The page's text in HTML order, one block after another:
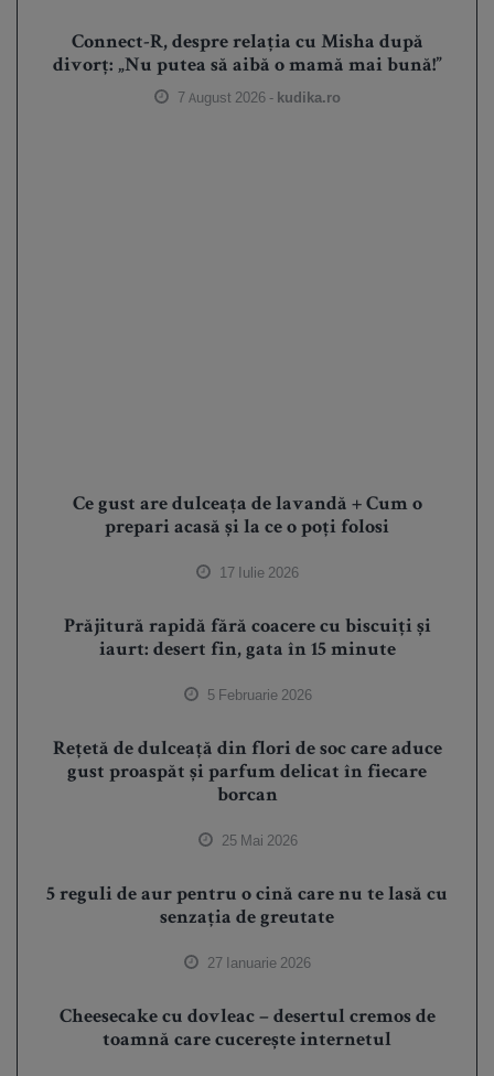
Connect-R, despre relația cu Misha după
divorț: „Nu putea să aibă o mamă mai bună!”
7 August 2026 - kudika.ro
Ce gust are dulceața de lavandă + Cum o
prepari acasă și la ce o poți folosi
17 Iulie 2026
Prăjitură rapidă fără coacere cu biscuiți și
iaurt: desert fin, gata în 15 minute
5 Februarie 2026
Rețetă de dulceață din flori de soc care aduce
gust proaspăt și parfum delicat în fiecare
borcan
25 Mai 2026
5 reguli de aur pentru o cină care nu te lasă cu
senzația de greutate
27 Ianuarie 2026
Cheesecake cu dovleac – desertul cremos de
toamnă care cucerește internetul